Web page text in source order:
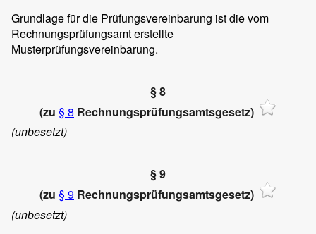
Grundlage für die Prüfungsvereinbarung ist die vom
Rechnungsprüfungsamt erstellte
Musterprüfungsvereinbarung.
§ 8
(zu § 8 Rechnungsprüfungsamtsgesetz)
(unbesetzt)
§ 9
(zu § 9 Rechnungsprüfungsamtsgesetz)
(unbesetzt)